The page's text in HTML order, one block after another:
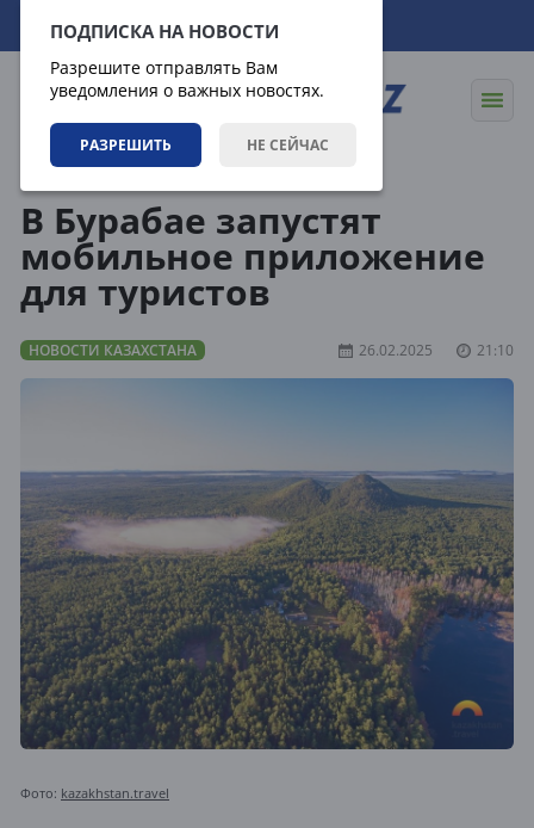
ПОДПИСКА НА НОВОСТИ
Разрешите отправлять Вам
уведомления о важных новостях.
РАЗРЕШИТЬ НЕ СЕЙЧАС
07.08.2026 23:45:50
В Бурабае запустят
мобильное приложение
для туристов
НОВОСТИ КАЗАХСТАНА 26.02.2025 21:10
Фото: kazakhstan.travel